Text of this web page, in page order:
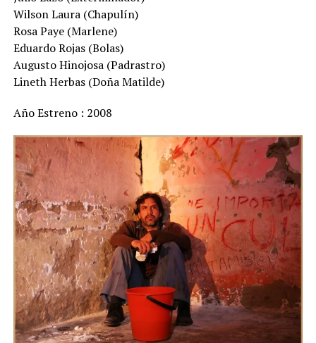
Wilson Laura (Chapulín)
Rosa Paye (Marlene)
Eduardo Rojas (Bolas)
Augusto Hinojosa (Padrastro)
Lineth Herbas (Doña Matilde)
Año Estreno : 2008